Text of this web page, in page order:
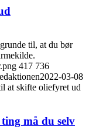
til, at du bør
417 736
2022-03-08
at skifte oliefyret ud
må du selv